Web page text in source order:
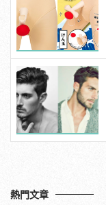
熱門文章